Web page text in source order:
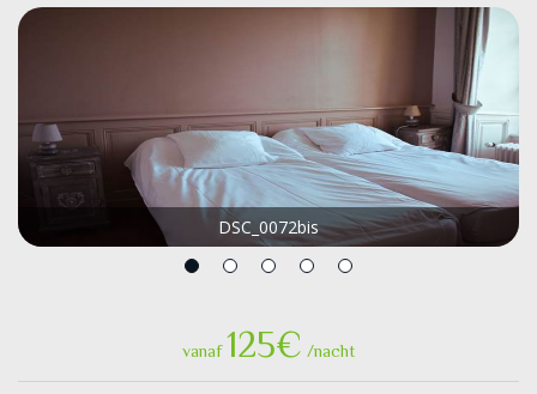
DSC_0072bis
vanaf 125€ /nacht